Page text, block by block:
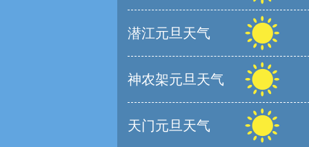
潜江元旦天气
神农架元旦天气
天门元旦天气